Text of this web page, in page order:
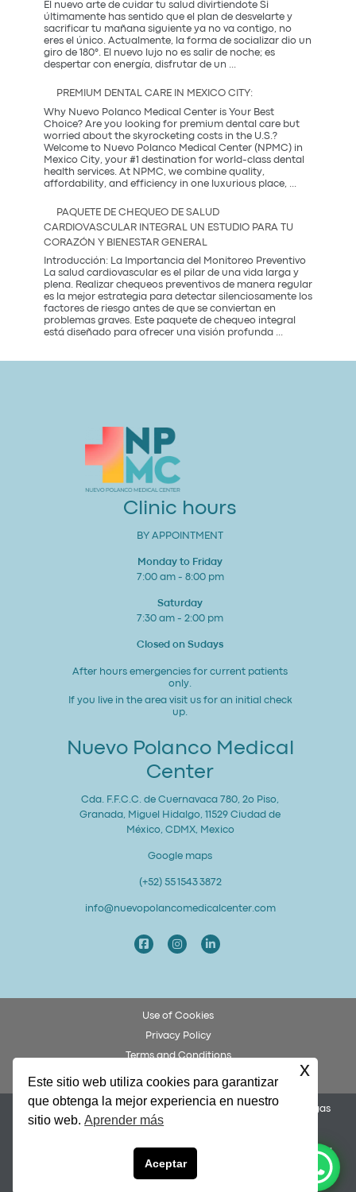
y
la
Tradición
El nuevo arte de cuidar tu salud divirtiendote Si
últimamente has sentido que el plan de desvelarte y
sacrificar tu mañana siguiente ya no va contigo, no
eres el único. Actualmente, la forma de socializar dio un
giro de 180°. El nuevo lujo no es salir de noche; es
despertar con energía, disfrutar de un ...
una
Party?
Descubre
la
tendencia
más
saludable
del
PREMIUM DENTAL CARE IN MEXICO CITY:
Why Nuevo Polanco Medical Center is Your Best
Choice? Are you looking for premium dental care but
worried about the skyrocketing costs in the U.S.?
Welcome to Nuevo Polanco Medical Center (NPMC) in
Mexico City, your #1 destination for world-class dental
health services. At NPMC, we combine quality,
affordability, and efficiency in one luxurious place,
PAQUETE DE CHEQUEO DE SALUD
CARDIOVASCULAR INTEGRAL UN ESTUDIO PARA TU
CORAZÓN Y BIENESTAR GENERAL
Introducción: La Importancia del Monitoreo Preventivo
La salud cardiovascular es el pilar de una vida larga y
plena. Realizar chequeos preventivos de manera regular
es la mejor estrategia para detectar silenciosamente los
factores de riesgo antes de que se conviertan en
problemas graves. Este paquete de chequeo integral
está diseñado para ofrecer una visión profunda ...
Clinic hours
BY APPOINTMENT
Monday to Friday
7:00 am - 8:00 pm
Saturday
7:30 am - 2:00 pm
Closed on Sudays
After hours emergencies for current patients
only.
If you live in the area visit us for an initial check
up.
Nuevo Polanco Medical
Center
Cda. F.F.C.C. de Cuernavaca 780, 2o Piso,
Granada, Miguel Hidalgo, 11529 Ciudad de
México, CDMX, Mexico
Google maps
(+52) 55 1543 3872
info@nuevopolancomedicalcenter.com
Use of Cookies
Privacy Policy
Terms and Conditions
Patient Rights and Obligations
Permiso COFEPRIS 253300201A0049. Dr. Federico Ulises Villegas
García, Cédula 8873972.
Nuevo Polanco Medical Center y Alto Grado Lab Dental son una
unidad de negocio de Rive Energy Asociados S.A. de C.V. |
altogradolabdental.com
Español de México
Este sitio web utiliza cookies para garantizar
que obtenga la mejor experiencia en nuestro
sitio web.Aprender más
Aceptar
x